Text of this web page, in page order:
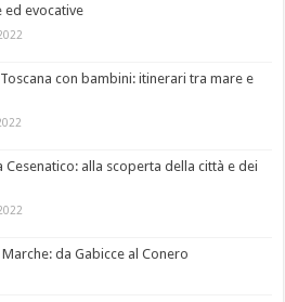
ed evocative
con bambini: itinerari tra mare e
Cesenatico: alla scoperta della città e dei
da Gabicce al Conero